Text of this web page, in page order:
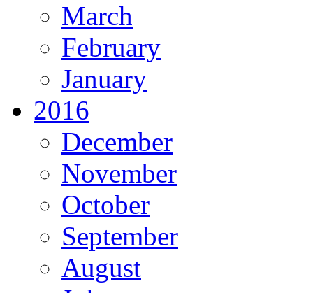
March
February
January
2016
December
November
October
September
August